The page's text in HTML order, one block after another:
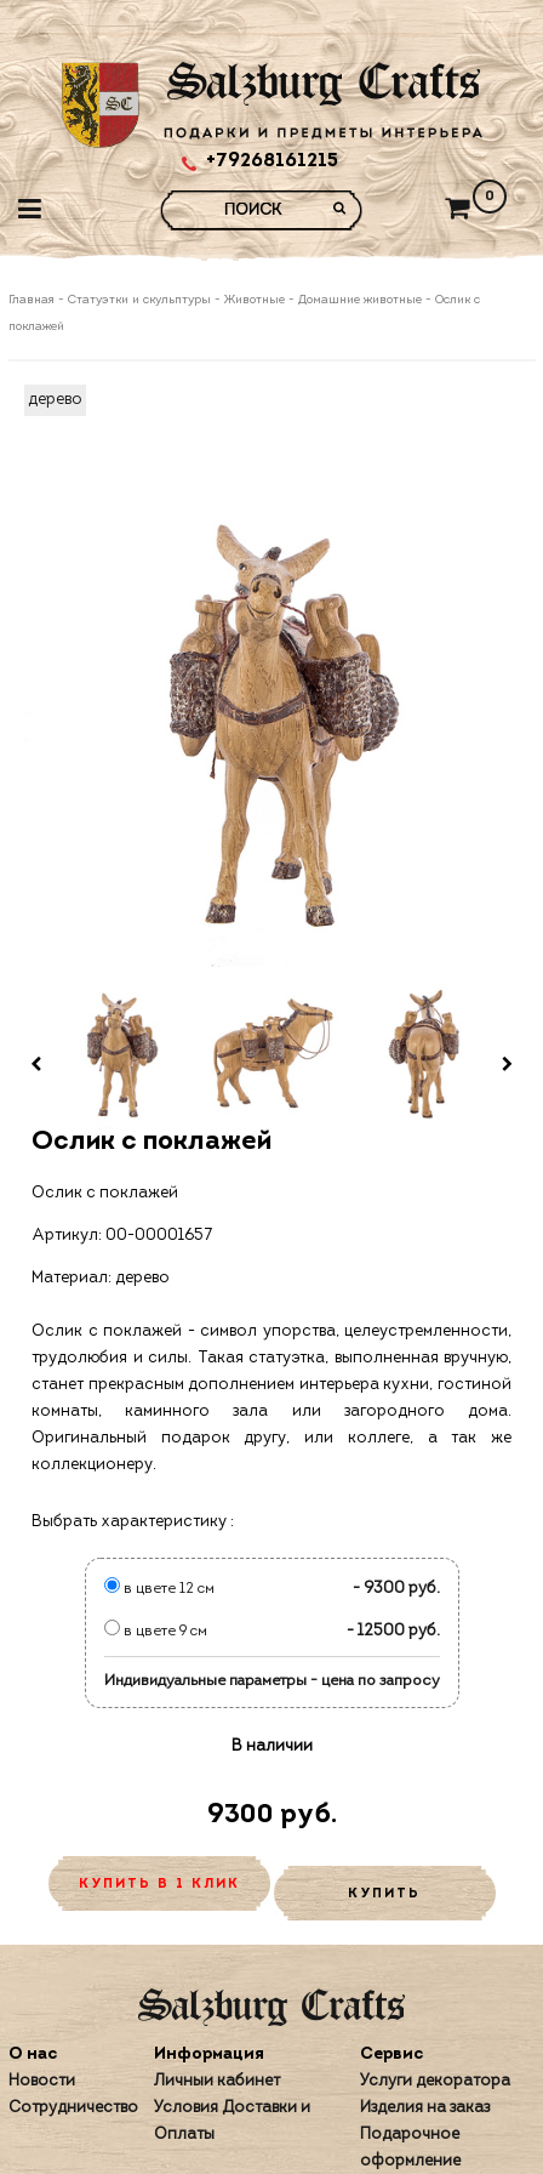
+79268161215
0
Главная - Статуэтки и скульптуры - Животные - Домашние животные - Ослик с
поклажей
дерево
Ослик с поклажей
Ослик с поклажей
Артикул: 00-00001657
Материал: дерево
Ослик с поклажей - символ упорства, целеустремленности,
трудолюбия и силы. Такая статуэтка, выполненная вручную,
станет прекрасным дополнением интерьера кухни, гостиной
комнаты, каминного зала или загородного дома.
Оригинальный подарок другу, или коллеге, а так же
коллекционеру.
Выбрать характеристику :
в цвете 12 см - 9300 руб.
в цвете 9 см - 12500 руб.
Индивидуальные параметры - цена по запросу
В наличии
9300 руб.
КУПИТЬ В 1 КЛИК
КУПИТЬ
О нас
Новости
Сотрудничество
Информация
Личный кабинет
Условия Доставки и
Оплаты
Сервис
Услуги декоратора
Изделия на заказ
Подарочное
оформление